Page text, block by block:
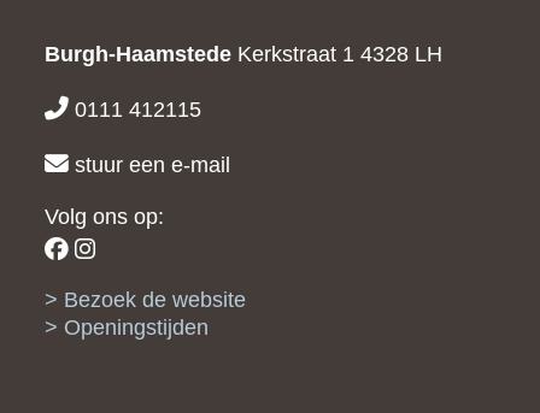
Burgh-Haamstede Kerkstraat 1 4328 LH
0111 412115
stuur een e-mail
Volg ons op:
Bezoek de website
Openingstijden